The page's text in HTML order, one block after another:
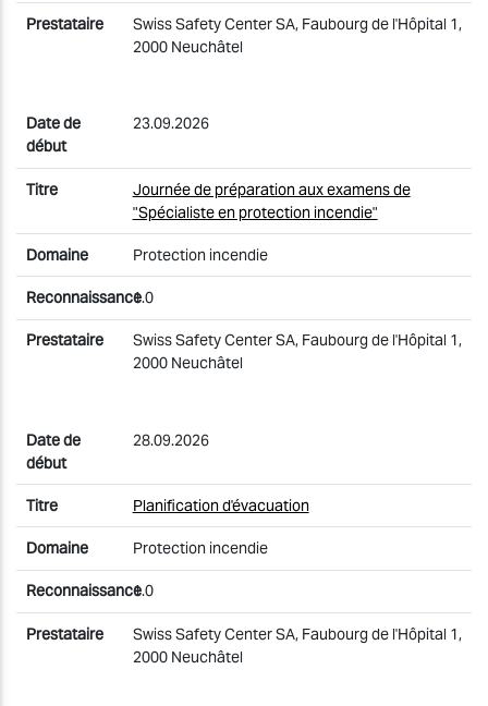
Swiss Safety Center SA, Faubourg de l'Hôpital 1,
2000 Neuchâtel
23.09.2026
Journée de préparation aux examens de
"Spécialiste en protection incendie"
Protection incendie
1.0
Swiss Safety Center SA, Faubourg de l'Hôpital 1,
2000 Neuchâtel
28.09.2026
Planification d'évacuation
Protection incendie
1.0
Swiss Safety Center SA, Faubourg de l'Hôpital 1,
2000 Neuchâtel